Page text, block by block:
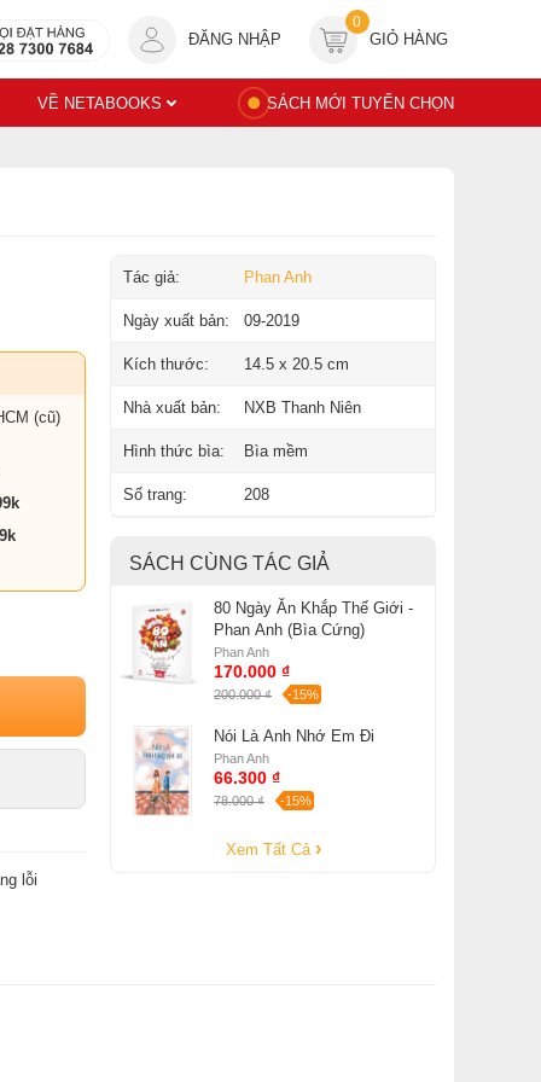
ĐĂNG NHẬP
0
GIỎ HÀNG
VỀ NETABOOKS SÁCH MỚI TUYỂN CHỌN
(cũ)
lỗi
Tác giả: Phan Anh
Ngày xuất bản: 09-2019
Kích thước: 14.5 x 20.5 cm
Nhà xuất bản: NXB Thanh Niên
Hình thức bìa: Bìa mềm
Số trang: 208
SÁCH CÙNG TÁC GIẢ
80 Ngày Ăn Khắp Thế Giới -
Phan Anh (Bìa Cứng)
Phan Anh
170.000 ₫
200.000 ₫ -15%
Nói Là Anh Nhớ Em Đi
Phan Anh
66.300 ₫
78.000 ₫ -15%
Xem Tất Cả